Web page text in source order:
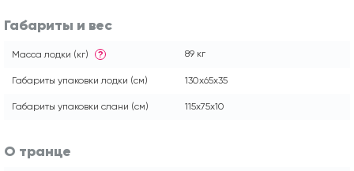
Габариты и вес
Масса лодки (кг) ? 89 кг
Габариты упаковки лодки (см) 130x65x35
Габариты упаковки слани (см) 115x75x10
О транце